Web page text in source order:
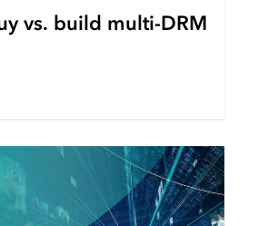
vs. build multi-DRM